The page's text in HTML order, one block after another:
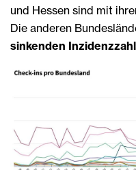
und Hessen sind mit
Die anderen
sinkenden